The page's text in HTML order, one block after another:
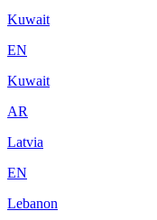
Kuwait
EN
Kuwait
AR
Latvia
EN
Lebanon